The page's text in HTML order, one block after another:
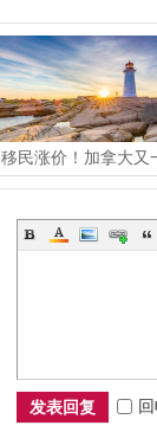
移民涨价！加拿大又
省省提名收$1000，
发表回复